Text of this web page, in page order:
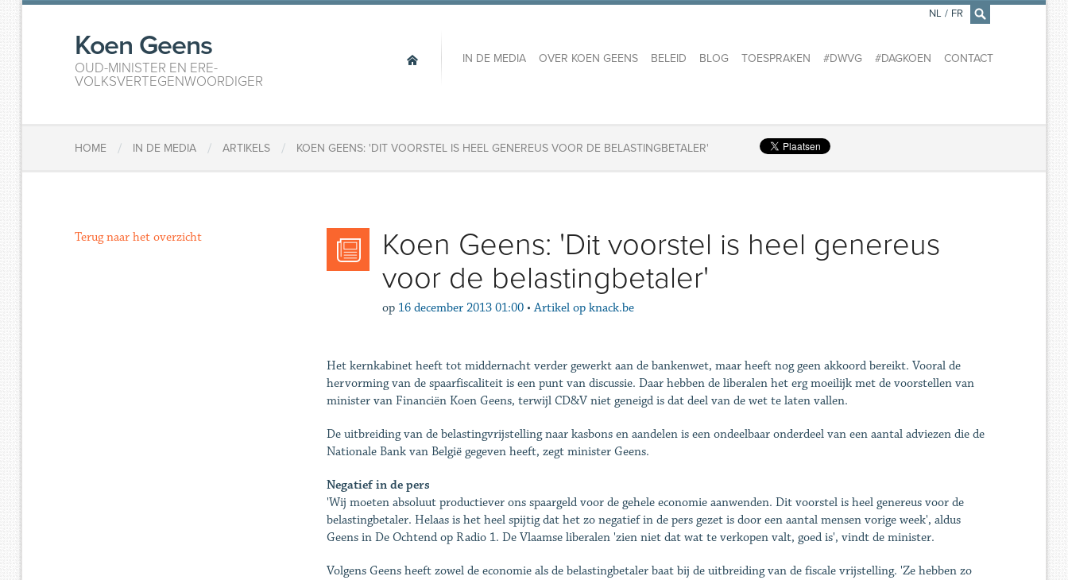
×
Koen Geens
OUD-MINISTER EN ERE-
VOLKSVERTEGENWOORDIGER
IN DE MEDIA OVER KOEN GEENS BELEID BLOG TOESPRAKEN #DWVG #DAGKOEN CONTACT
NL / FR
HOME / IN DE MEDIA / ARTIKELS / KOEN GEENS: 'DIT VOORSTEL IS HEEL GENEREUS VOOR DE BELASTINGBETALER'
Koen Geens: 'Dit voorstel is heel genereus
voor de belastingbetaler'
op 16 december 2013 01:00 • Artikel op knack.be
Het kernkabinet heeft tot middernacht verder gewerkt aan de bankenwet, maar heeft nog geen akkoord bereikt. Vooral de
hervorming van de spaarfiscaliteit is een punt van discussie. Daar hebben de liberalen het erg moeilijk met de voorstellen van
minister van Financiën Koen Geens, terwijl CD&V niet geneigd is dat deel van de wet te laten vallen.
De uitbreiding van de belastingvrijstelling naar kasbons en aandelen is een ondeelbaar onderdeel van een aantal adviezen die de
Nationale Bank van België gegeven heeft, zegt minister Geens.
Negatief in de pers
'Wij moeten absoluut productiever ons spaargeld voor de gehele economie aanwenden. Dit voorstel is heel genereus voor de
belastingbetaler. Helaas is het heel spijtig dat het zo negatief in de pers gezet is door een aantal mensen vorige week', aldus
Geens in De Ochtend op Radio 1. De Vlaamse liberalen 'zien niet dat wat te verkopen valt, goed is', vindt de minister.
Volgens Geens heeft zowel de economie als de belastingbetaler baat bij de uitbreiding van de fiscale vrijstelling. 'Ze hebben zo
Terug naar het overzicht